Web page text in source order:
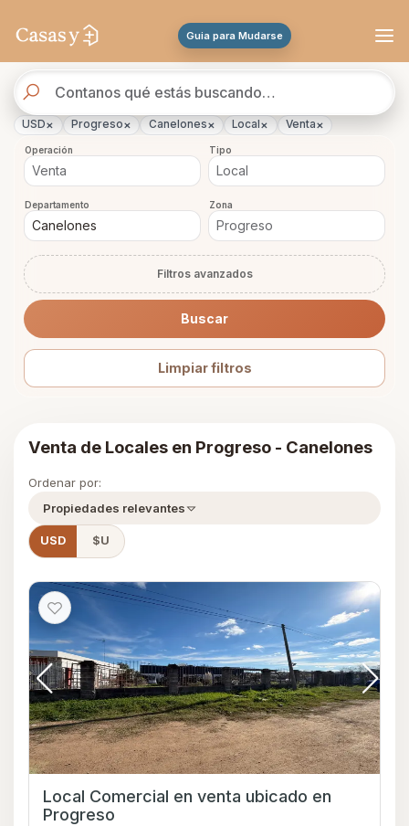
Guia para Mudarse
de
propiedades
USD× Progreso× Canelones× Local × Venta×
Operación Tipo
Departamento Zona
Filtros avanzados
Buscar
Limpiar filtros
Venta de Locales en Progreso - Canelones
Ordenar por:
Propiedades relevantes
USD $U
Local Comercial en venta ubicado en
Progreso